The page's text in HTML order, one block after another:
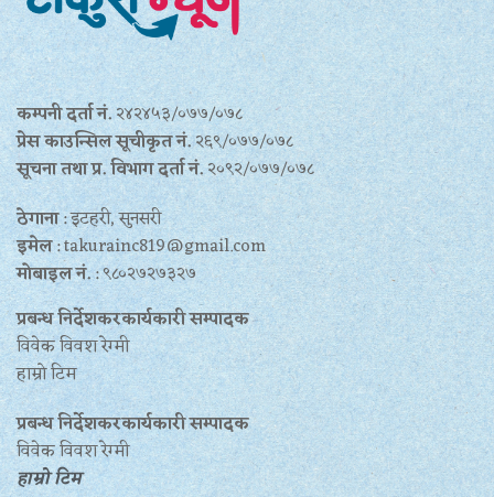
कम्पनी दर्ता नं.२४२४५३/०७७/०७८
प्रेस काउन्सिल सूचीकृत नं.२६९/०७७/०७८
सूचना तथा प्र‍. विभाग दर्ता नं.२०९२/०७७/०७८
ठेगाना: इटहरी, सुनसरी
इमेल: takurainc819@gmail.com
मोबाइल नं.: ९८०२७२७३२७
प्रबन्ध निर्देशकरकार्यकारी सम्पादक
विवेक विवश रेग्मी
हाम्रो टिम
प्रबन्ध निर्देशकरकार्यकारी सम्पादक
विवेक विवश रेग्मी
हाम्रो टिम